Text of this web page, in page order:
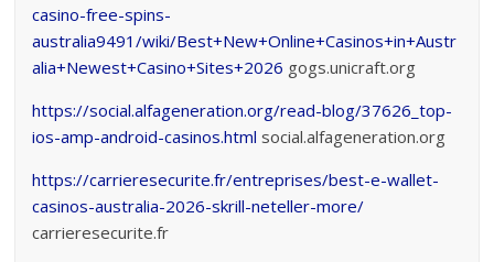
casino-free-spins-
australia9491/wiki/Best+New+Online+Casinos+in+Austr
alia+Newest+Casino+Sites+2026 gogs.unicraft.org
https://social.alfageneration.org/read-blog/37626_top-
ios-amp-android-casinos.html social.alfageneration.org
https://carrieresecurite.fr/entreprises/best-e-wallet-
casinos-australia-2026-skrill-neteller-more/
carrieresecurite.fr